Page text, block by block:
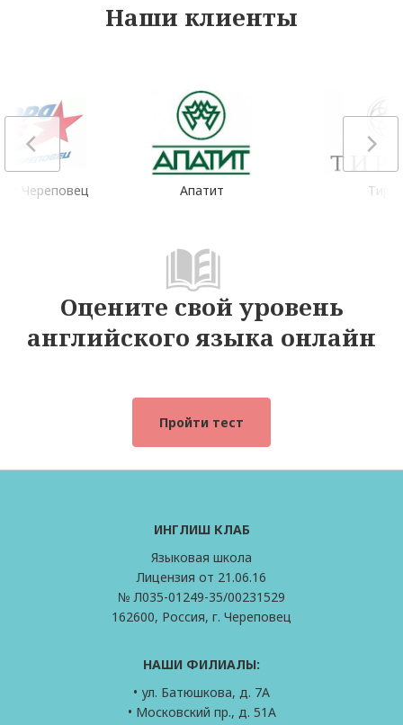
Наши клиенты
Череповец Апатит
Оцените свой уровень
английского языка онлайн
Пройти тест
ИНГЛИШ КЛАБ
Языковая школа
Лицензия от 21.06.16
№ Л035-01249-35/00231529
162600, Россия, г. Череповец
НАШИ ФИЛИАЛЫ:
• ул. Батюшкова, д. 7А
• Московский пр., д. 51А